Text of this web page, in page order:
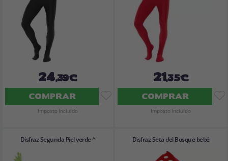
24,39€
COMPRAR
Imposto Incluído
21,35€
COMPRAR
Imposto Incluído
Disfraz Segunda Piel verde ^ Disfraz Seta del Bosque bebé